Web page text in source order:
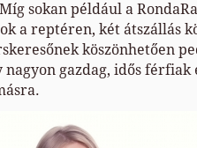
sokan például a
a reptéren, két átszállás
köszönhetően
nagyon gazdag, idős férfiak